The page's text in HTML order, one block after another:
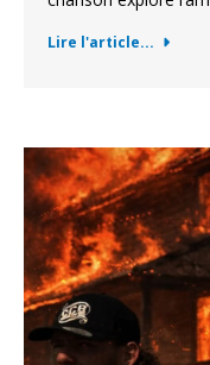
Lire l'article...